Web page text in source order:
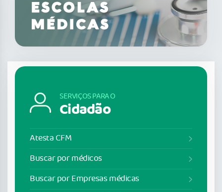
SERVIÇOS PARA O
Cidadão
Atesta CFM
Buscar por médicos
Buscar por Empresas médicas